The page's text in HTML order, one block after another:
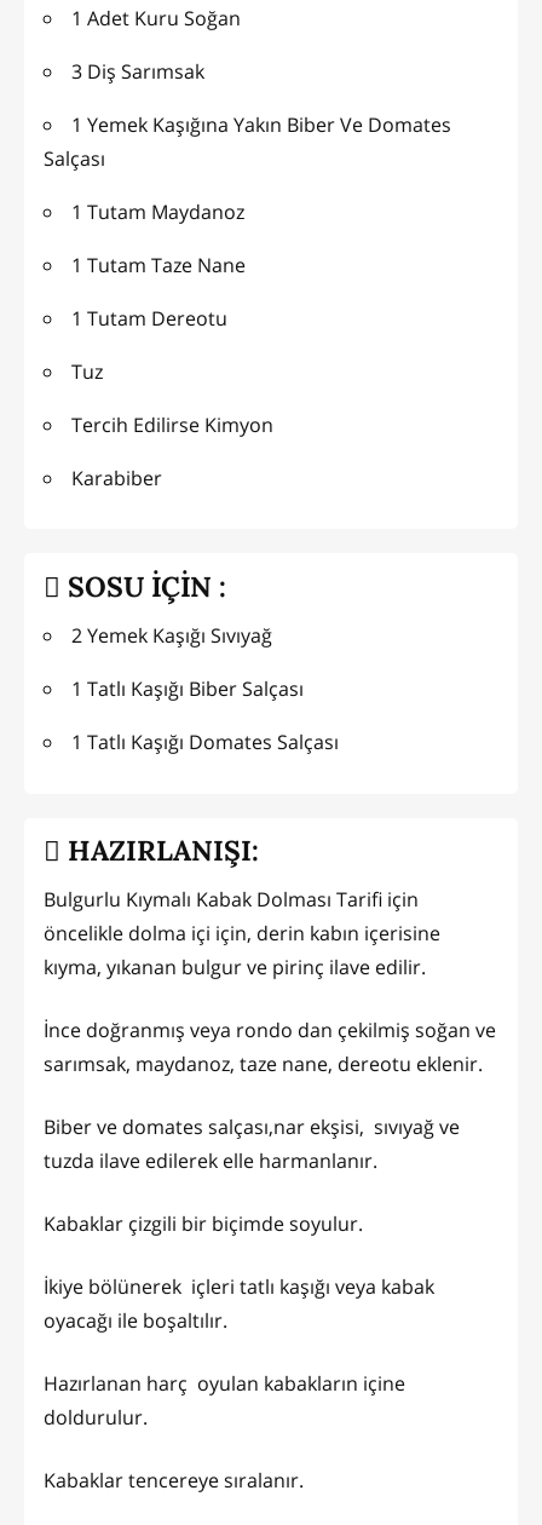
1 Adet Kuru Soğan
3 Diş Sarımsak
1 Yemek Kaşığına Yakın Biber Ve Domates
Salçası
1 Tutam Maydanoz
1 Tutam Taze Nane
1 Tutam Dereotu
Tuz
Tercih Edilirse Kimyon
Karabiber
SOSU İÇİN :
2 Yemek Kaşığı Sıvıyağ
1 Tatlı Kaşığı Biber Salçası
1 Tatlı Kaşığı Domates Salçası
HAZIRLANIŞI:
Bulgurlu Kıymalı Kabak Dolması Tarifi için
öncelikle dolma içi için, derin kabın içerisine
kıyma, yıkanan bulgur ve pirinç ilave edilir.
İnce doğranmış veya rondo dan çekilmiş soğan ve
sarımsak, maydanoz, taze nane, dereotu eklenir.
Biber ve domates salçası,nar ekşisi, sıvıyağ ve
tuzda ilave edilerek elle harmanlanır.
Kabaklar çizgili bir biçimde soyulur.
İkiye bölünerek içleri tatlı kaşığı veya kabak
oyacağı ile boşaltılır.
Hazırlanan harç oyulan kabakların içine
doldurulur.
Kabaklar tencereye sıralanır.